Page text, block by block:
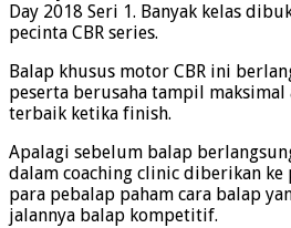
Day 2018 Seri 1. Banyak kelas
pecinta CBR series.
Balap khusus motor CBR ini
peserta berusaha tampil
terbaik ketika finish.
Apalagi sebelum balap
dalam coaching clinic diberikan ke
para pebalap paham cara balap
jalannya balap kompetitif.